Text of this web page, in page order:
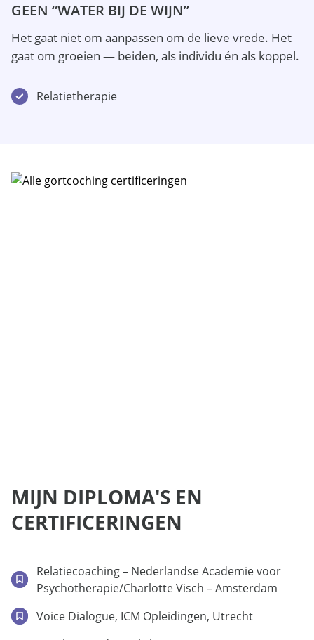
GEEN “WATER BIJ DE WIJN”
Het gaat niet om aanpassen om de lieve vrede. Het
gaat om groeien — beiden, als individu én als koppel.
Relatietherapie
MIJN DIPLOMA'S EN
CERTIFICERINGEN
Relatiecoaching – Nederlandse Academie voor
Psychotherapie/Charlotte Visch – Amsterdam
Voice Dialogue, ICM Opleidingen, Utrecht